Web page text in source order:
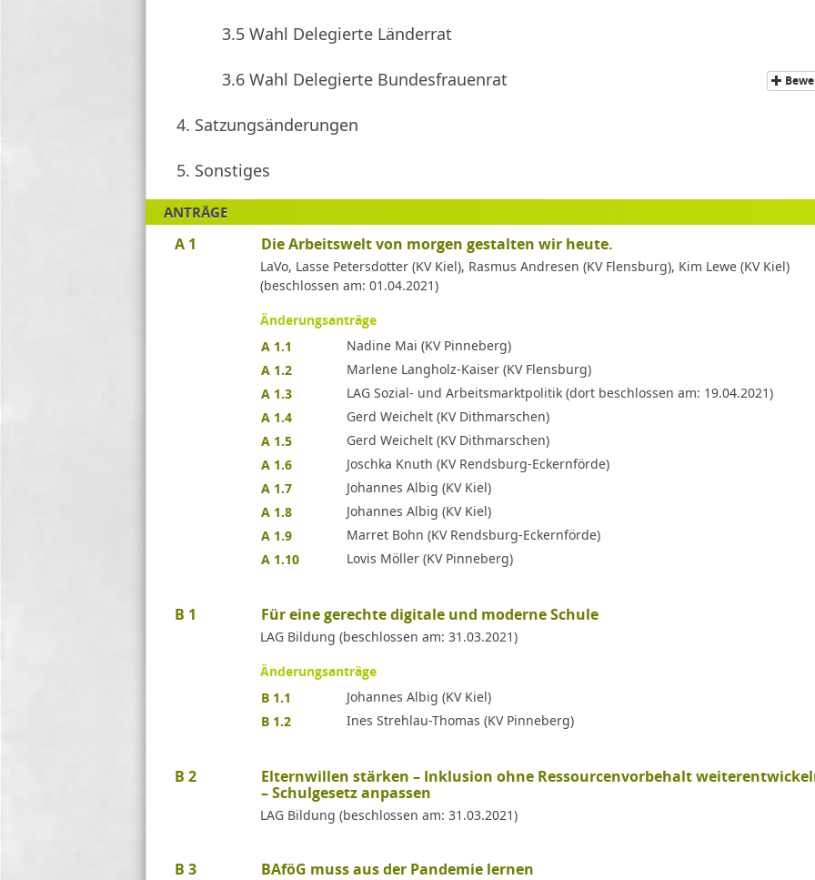
3.5 Wahl Delegierte Länderrat
3.6 Wahl Delegierte Bundesfrauenrat
4. Satzungsänderungen
5. Sonstiges
ANTRÄGE
A 1 Die Arbeitswelt von morgen gestalten wir heute.
LaVo, Lasse Petersdotter (KV Kiel), Rasmus Andresen (KV Flensburg), Kim Lewe (KV Kiel)
(beschlossen am: 01.04.2021)
Änderungsanträge
A 1.1
Nadine Mai (KV Pinneberg)
A 1.2
Marlene Langholz-Kaiser (KV Flensburg)
A 1.3
LAG Sozial- und Arbeitsmarktpolitik (dort beschlossen am: 19.04.2021)
A 1.4
Gerd Weichelt (KV Dithmarschen)
A 1.5
Gerd Weichelt (KV Dithmarschen)
A 1.6
Joschka Knuth (KV Rendsburg-Eckernförde)
A 1.7
Johannes Albig (KV Kiel)
A 1.8
Johannes Albig (KV Kiel)
A 1.9
Marret Bohn (KV Rendsburg-Eckernförde)
A 1.10
Lovis Möller (KV Pinneberg)
B 1 Für eine gerechte digitale und moderne Schule
LAG Bildung (beschlossen am: 31.03.2021)
Änderungsanträge
B 1.1
Johannes Albig (KV Kiel)
B 1.2
Ines Strehlau-Thomas (KV Pinneberg)
B 2
Elternwillen stärken – Inklusion ohne Ressourcenvorbehalt
– Schulgesetz anpassen
LAG Bildung (beschlossen am: 31.03.2021)
B 3 BAföG muss aus der Pandemie lernen